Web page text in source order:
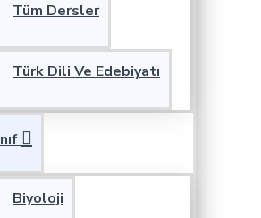
Tüm Dersler
Türk Dili Ve Edebiyatı
Biyoloji